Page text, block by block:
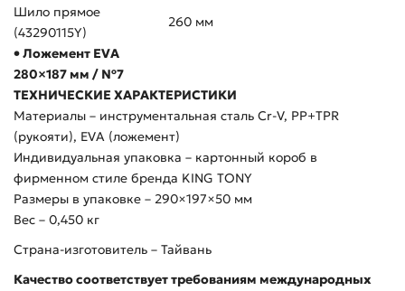
Шило прямое
(43290115Y)
260 мм
• Ложемент EVA
280×187 мм / №7
ТЕХНИЧЕСКИЕ ХАРАКТЕРИСТИКИ
Материалы – инструментальная сталь Cr-V, PP+TPR
(рукояти), EVA (ложемент)
Индивидуальная упаковка – картонный короб в
фирменном стиле бренда KING TONY
Размеры в упаковке – 290×197×50 мм
Вес – 0,450 кг
Страна-изготовитель – Тайвань
Качество соответствует требованиям международных